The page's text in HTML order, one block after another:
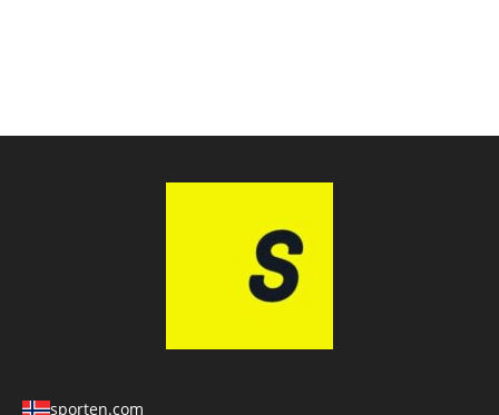
sporten.com